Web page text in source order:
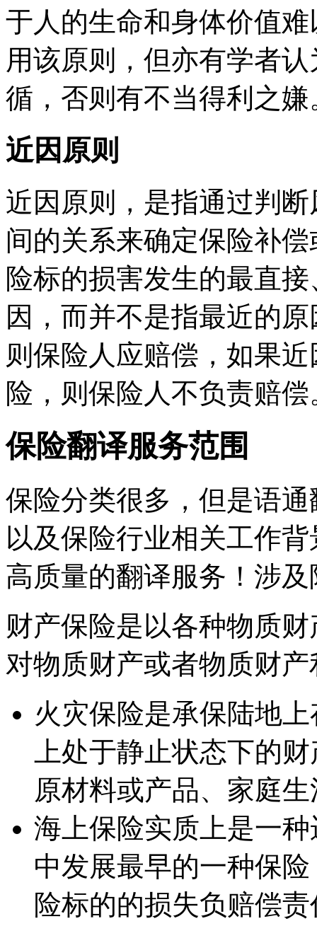
于人的生命和身体价值
用该原则，但亦有学者
循，否则有不当得利之嫌
近因原则
近因原则，是指通过判
间的关系来确定保险补
险标的损害发生的最直
因，而并不是指最近的
则保险人应赔偿，如果
险，则保险人不负责赔偿
保险翻译服务范围
保险分类很多，但是语
以及保险行业相关工作
高质量的翻译服务！涉
财产保险是以各种物质
对物质财产或者物质财
火灾保险是承保陆地
上处于静止状态下的
原材料或产品、家庭
海上保险实质上是一
中发展最早的一种保
险标的的损失负赔偿